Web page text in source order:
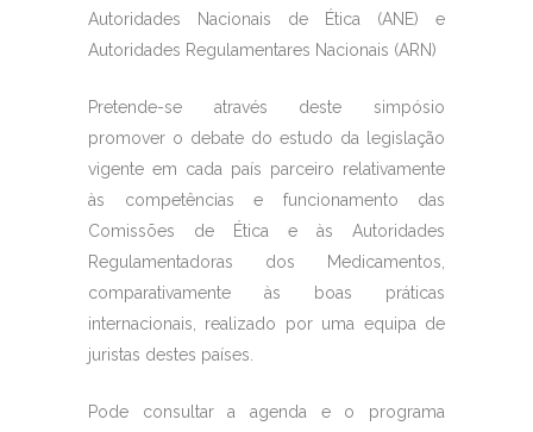
Autoridades Nacionais de Ética (ANE) e
Autoridades Regulamentares Nacionais (ARN)
Pretende-se através deste simpósio
promover o debate do estudo da legislação
vigente em cada país parceiro relativamente
às competências e funcionamento das
Comissões de Ética e às Autoridades
Regulamentadoras dos Medicamentos,
comparativamente às boas práticas
internacionais, realizado por uma equipa de
juristas destes países.
Pode consultar a agenda e o programa